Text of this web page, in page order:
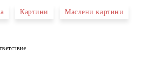
Картини Маслени картини